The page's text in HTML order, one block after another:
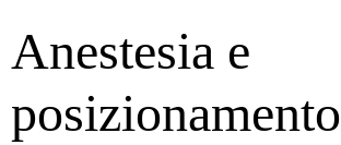
Anestesia e
posizionamento